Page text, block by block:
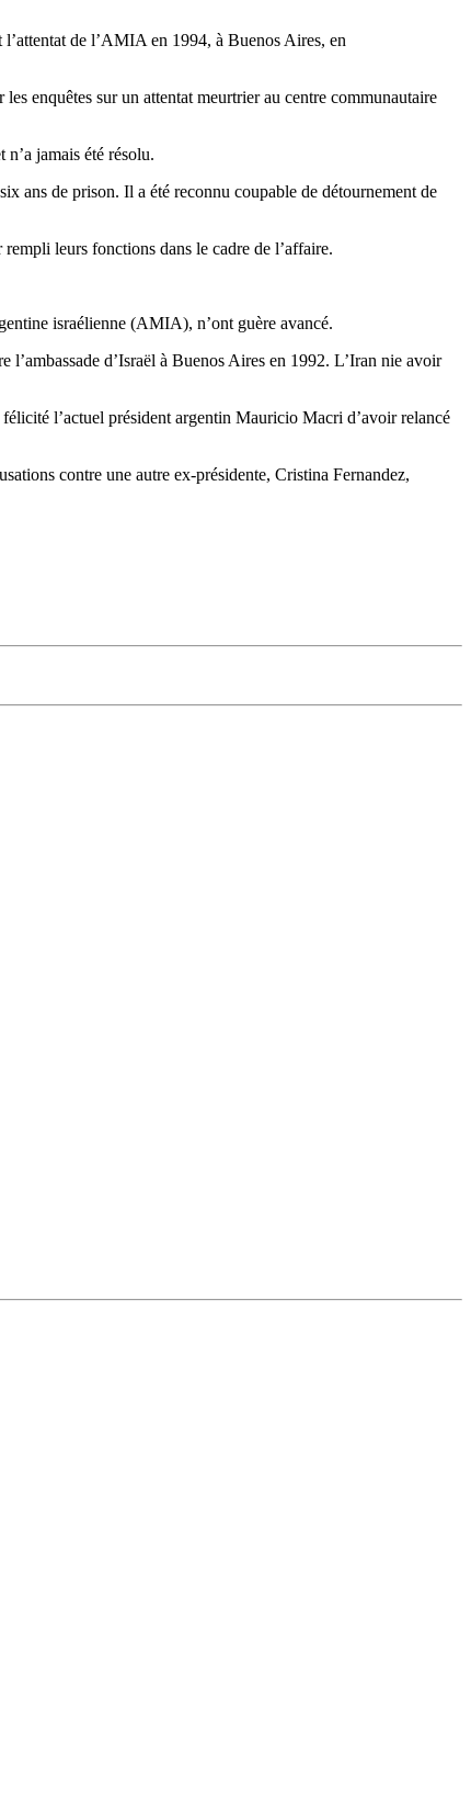
de l’AMIA en 1994, à Buenos Aires, en
enquêtes sur un attentat meurtrier au centre communautaire
jamais été résolu.
ans de prison. Il a été reconnu coupable de détournement de
leurs fonctions dans le cadre de l’affaire.
israélienne (AMIA), n’ont guère avancé.
d’Israël à Buenos Aires en 1992. L’Iran nie avoir
l’actuel président argentin Mauricio Macri d’avoir relancé
contre une autre ex-présidente, Cristina Fernandez,